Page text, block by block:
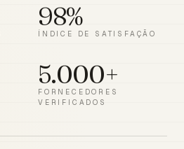
98%
ÍNDICE DE SATISFAÇÃO
5.000+
FORNECEDORES
VERIFICADOS